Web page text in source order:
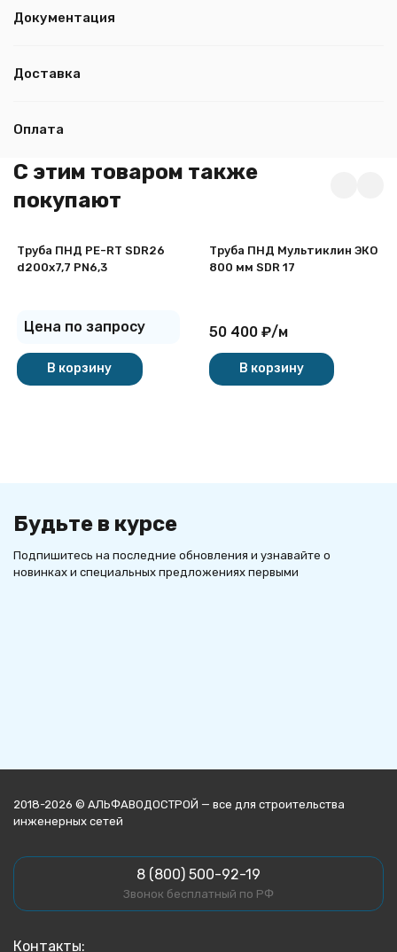
Документация
Доставка
Оплата
C этим товаром также
покупают
Труба ПНД PE-RT SDR26
d200х7,7 PN6,3
Цена по запросу
В корзину
Труба ПНД Мультиклин ЭКО
800 мм SDR 17
50 400 ₽/м
В корзину
Будьте в курсе
Подпишитесь на последние обновления и узнавайте о
новинках и специальных предложениях первыми
2018-2026 © АЛЬФАВОДОСТРОЙ — все для строительства
инженерных сетей
8 (800) 500-92-19
Звонок бесплатный по РФ
Контакты: